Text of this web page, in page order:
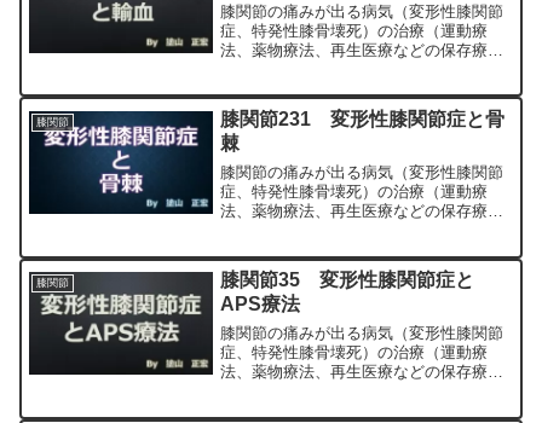
膝関節の痛みが出る病気（変形性膝関節
症、特発性膝骨壊死）の治療（運動療
法、薬物療法、再生医療などの保存療
専門医（人工関節手術を専門）の塗山正
宏が色々と説明します。
膝関節
膝関節231 変形性膝関節症と骨
棘
膝関節の痛みが出る病気（変形性膝関節
症、特発性膝骨壊死）の治療（運動療
法、薬物療法、再生医療などの保存療
専門医（人工関節手術を専門）の塗山正
宏が色々と説明します。
膝関節
膝関節35 変形性膝関節症と
APS療法
膝関節の痛みが出る病気（変形性膝関節
症、特発性膝骨壊死）の治療（運動療
法、薬物療法、再生医療などの保存療